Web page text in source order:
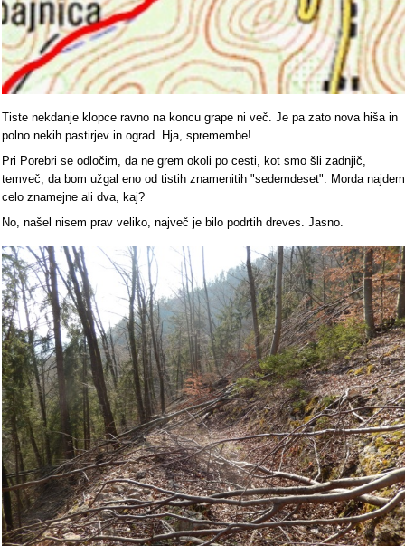
Tiste nekdanje klopce ravno na koncu grape ni več. Je pa zato nova hiša in
polno nekih pastirjev in ograd. Hja, spremembe!
Pri Porebri se odločim, da ne grem okoli po cesti, kot smo šli zadnjič,
temveč, da bom užgal eno od tistih znamenitih "sedemdeset". Morda najdem
celo znamejne ali dva, kaj?
No, našel nisem prav veliko, največ je bilo podrtih dreves. Jasno.